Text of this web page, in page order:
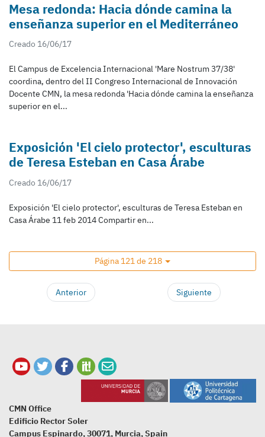
Mesa redonda: Hacia dónde camina la
enseñanza superior en el Mediterráneo
Creado 16/06/17
El Campus de Excelencia Internacional 'Mare Nostrum 37/38'
coordina, dentro del II Congreso Internacional de Innovación
Docente CMN, la mesa redonda 'Hacia dónde camina la enseñanza
superior en el...
Exposición 'El cielo protector', esculturas
de Teresa Esteban en Casa Árabe
Creado 16/06/17
Exposición 'El cielo protector', esculturas de Teresa Esteban en
Casa Árabe 11 feb 2014 Compartir en...
Página 121 de 218
Anterior Siguiente
CMN Office
Edificio Rector Soler
Campus Espinardo, 30071, Murcia, Spain